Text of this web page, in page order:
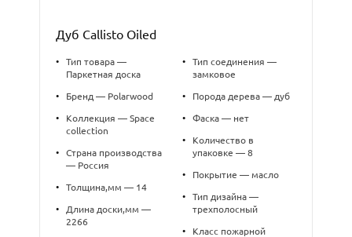
Дуб Callisto Oiled
•
Тип товара —
Паркетная доска
• Бренд — Polarwood
•
Коллекция — Space
collection
•
Страна производства
— Россия
• Толщина,мм — 14
•
Длина доски,мм —
2266
•
Тип соединения —
замковое
• Порода дерева — дуб
• Фаска — нет
•
Количество в
упаковке — 8
• Покрытие — масло
•
Тип дизайна —
трехполосный
•
Класс пожарной